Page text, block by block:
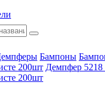
Бампоны
200шт Демпфер 5218
200шт